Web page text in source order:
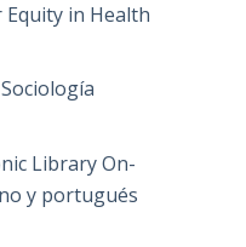
in Health
Library On-
y portugués